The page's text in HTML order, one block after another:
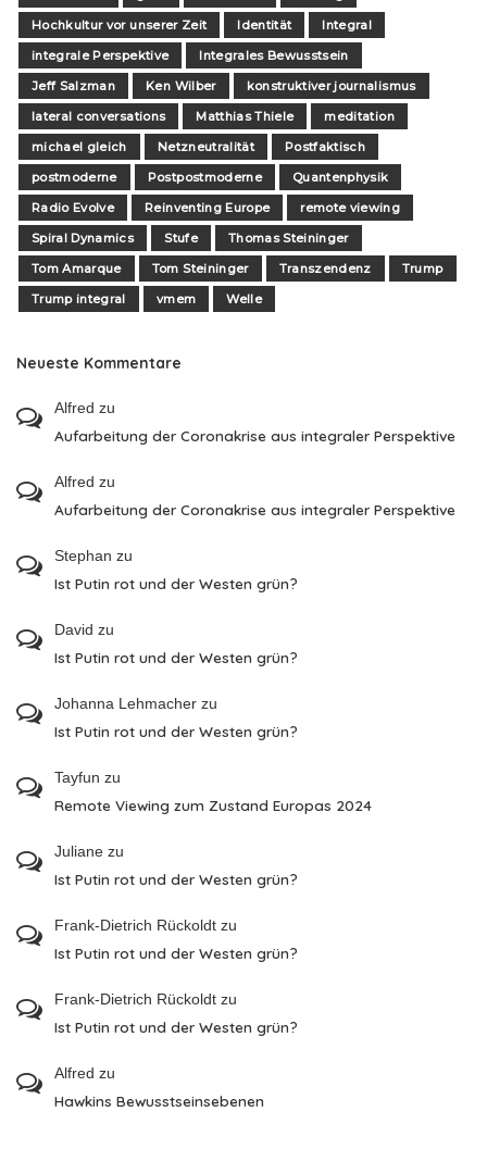
Hochkultur vor unserer Zeit
Identität
Integral
integrale Perspektive
Integrales Bewusstsein
Jeff Salzman
Ken Wilber
konstruktiver journalismus
lateral conversations
Matthias Thiele
meditation
michael gleich
Netzneutralität
Postfaktisch
postmoderne
Postpostmoderne
Quantenphysik
Radio Evolve
Reinventing Europe
remote viewing
Spiral Dynamics
Stufe
Thomas Steininger
Tom Amarque
Tom Steininger Transzendenz
Trump
Trump integral
vmem Welle
Neueste Kommentare
Alfred zu
Aufarbeitung der Coronakrise aus integraler Perspektive
Alfred zu
Aufarbeitung der Coronakrise aus integraler Perspektive
Stephan zu
Ist Putin rot und der Westen grün?
David zu
Ist Putin rot und der Westen grün?
Johanna Lehmacher zu
Ist Putin rot und der Westen grün?
Tayfun zu
Remote Viewing zum Zustand Europas 2024
Juliane zu
Ist Putin rot und der Westen grün?
Frank-Dietrich Rückoldt zu
Ist Putin rot und der Westen grün?
Frank-Dietrich Rückoldt zu
Ist Putin rot und der Westen grün?
Alfred zu
Hawkins Bewusstseinsebenen